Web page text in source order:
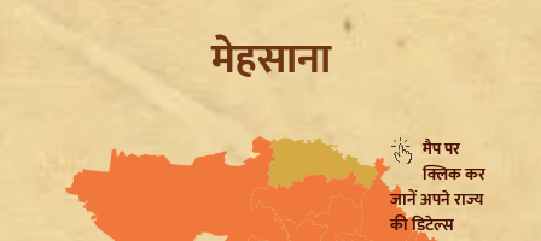
Article 370 Anniversary पर Jammu-Kashmir में भारी
सुरक्षा, Amarnath Yatra सस्पेंड और हाईवे हुआ सील
मेहसाना
मैप पर
क्लिक कर
जानें अपने राज्य
की डिटेल्स